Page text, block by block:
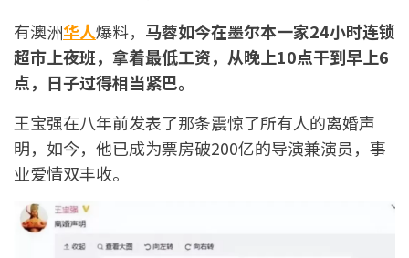
有澳洲华人爆料， 马蓉如今在墨尔本一家24小时连锁
超市上夜班，拿着最低工资，从晚上10点干到早上6
点，日子过得相当紧巴。
王宝强在八年前发表了那条震惊了所有人的离婚声
明，如今，他已成为票房破200亿的导演兼演员，事
业爱情双丰收。